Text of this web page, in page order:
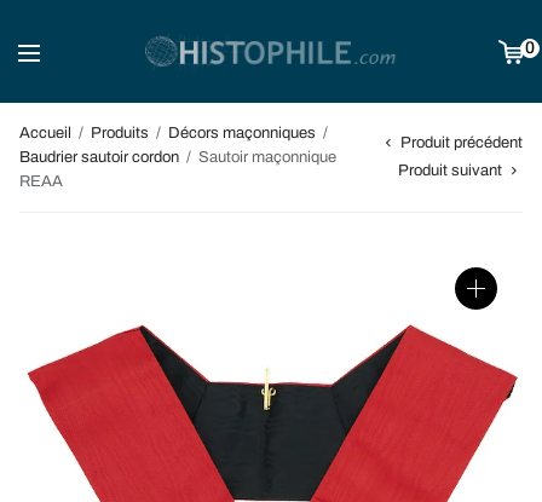
0
Accueil / Produits / Décors maçonniques /
Baudrier sautoir cordon / Sautoir maçonnique
REAA
Produit précédent
Produit suivant